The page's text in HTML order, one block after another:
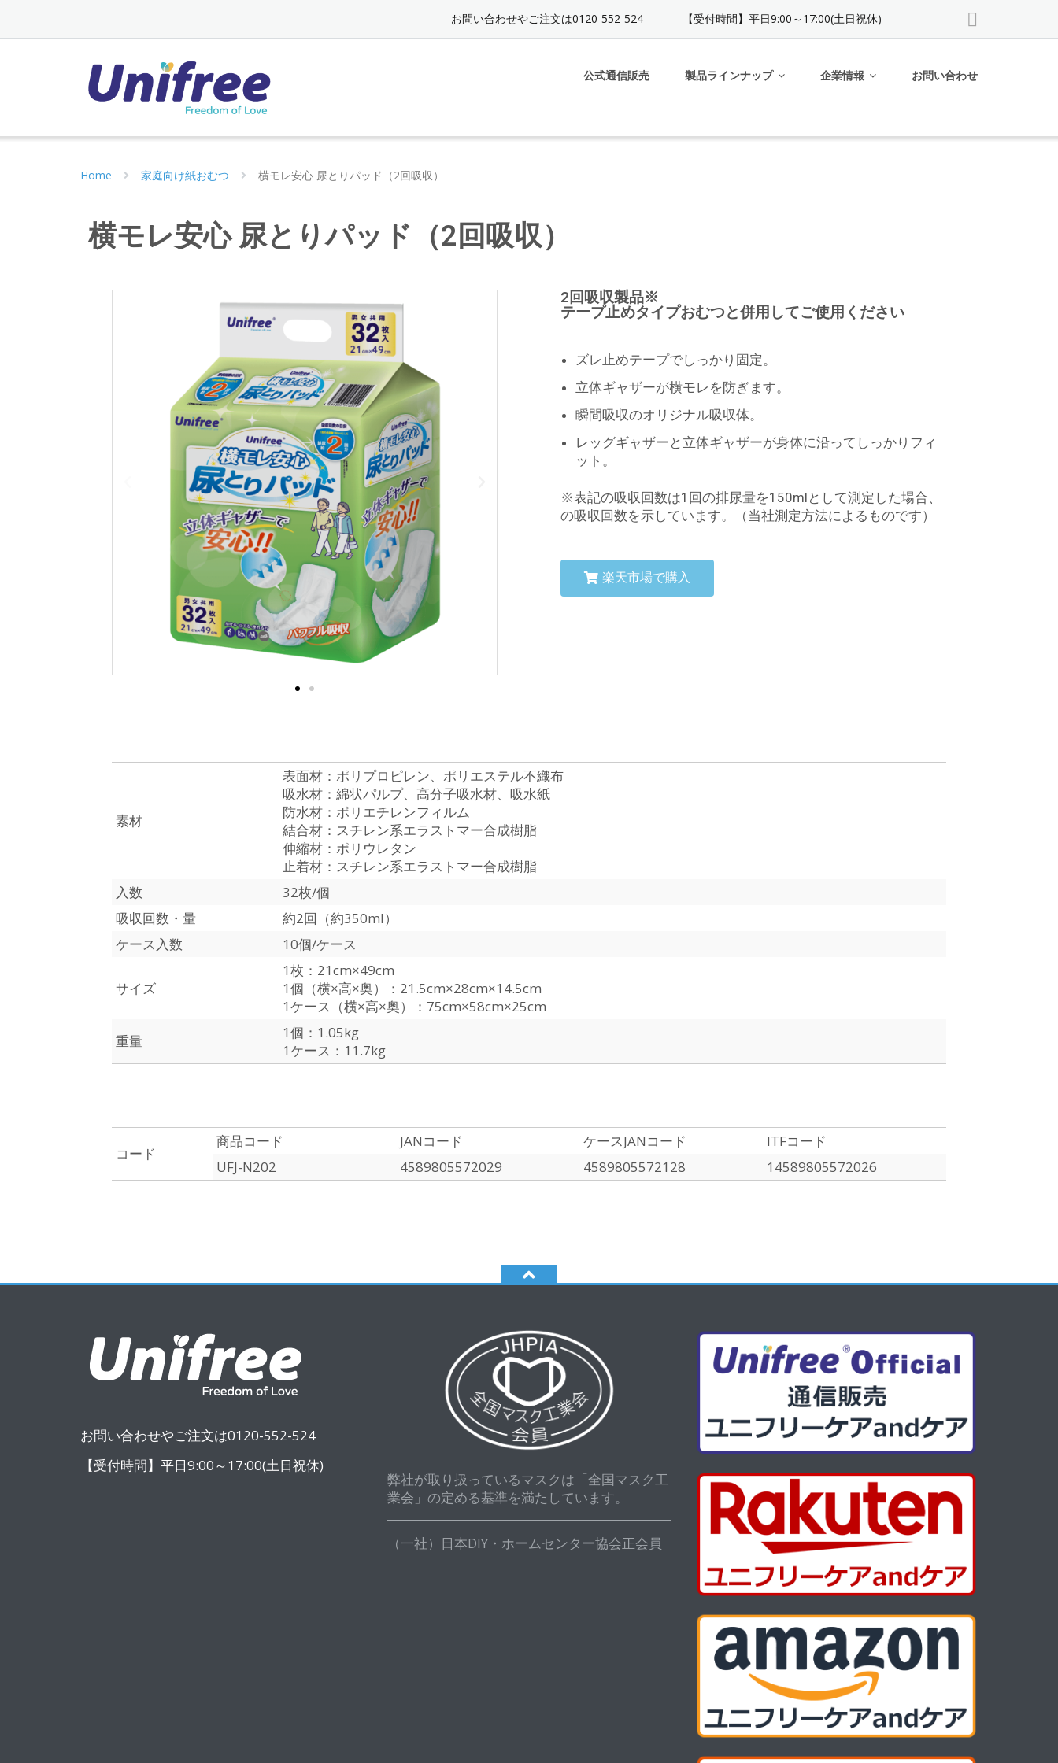
お問い合わせやご注文は0120-552-524 【受付時間】平日9:00～17:00(土日祝休)
公式通信販売 製品ラインナップ 企業情報 お問い合わせ
Home 家庭向け紙おむつ 横モレ安心 尿とりパッド（2回吸収）
横モレ安心 尿とりパッド（2回吸収）
2回吸収製品※
テープ止めタイプおむつと併用してご使用ください
ズレ止めテープでしっかり固定。
立体ギャザーが横モレを防ぎます。
瞬間吸収のオリジナル吸収体。
レッグギャザーと立体ギャザーが身体に沿ってしっかりフィ
ット。
※表記の吸収回数は1回の排尿量を150mlとして測定した場合、
の吸収回数を示しています。（当社測定方法によるものです）
楽天市場で購入
素材
表面材：ポリプロピレン、ポリエステル不織布
吸水材：綿状パルプ、高分子吸水材、吸水紙
防水材：ポリエチレンフィルム
結合材：スチレン系エラストマー合成樹脂
伸縮材：ポリウレタン
止着材：スチレン系エラストマー合成樹脂
入数
32枚/個
吸収回数・量
約2回（約350ml）
ケース入数
10個/ケース
サイズ
1枚：21cm×49cm
1個（横×高×奥）：21.5cm×28cm×14.5cm
1ケース（横×高×奥）：75cm×58cm×25cm
重量
1個：1.05kg
1ケース：11.7kg
コード
商品コード JANコード ケースJANコード
ITFコード
UFJ-N202
4589805572029 4589805572128 14589805572026
お問い合わせやご注文は0120-552-524
【受付時間】平日9:00～17:00(土日祝休)
弊社が取り扱っているマスクは「全国マスク工
業会」の定める基準を満たしています。
（一社）日本DIY・ホームセンター協会正会員